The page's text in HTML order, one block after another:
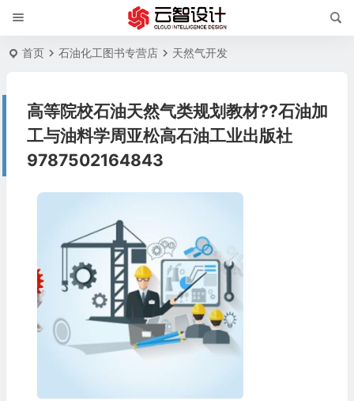
首页 石油化工图书专营店 天然气开发
高等院校石油天然气类规划教材??石油加
工与油料学周亚松高石油工业出版社
9787502164843